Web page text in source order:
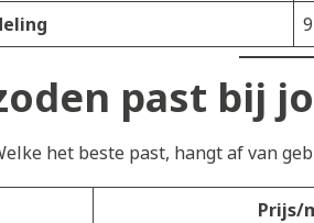
past bij
het beste past, hangt af van
Prijs/